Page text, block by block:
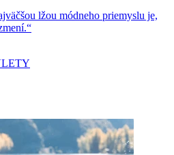
lžou módneho priemyslu je,